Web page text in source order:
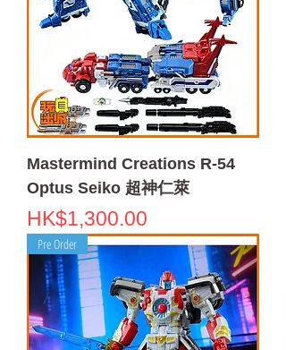
Mastermind Creations R-54
Optus Seiko 超神仁萊
Price
HK$1,300.00
Pre Order